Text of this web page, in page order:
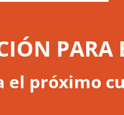
PARA
el próximo